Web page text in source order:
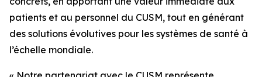
patients et au personnel du CUSM, tout en générant
des solutions évolutives pour les systèmes de santé à
l’échelle mondiale.